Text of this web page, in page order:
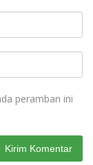
peramban ini